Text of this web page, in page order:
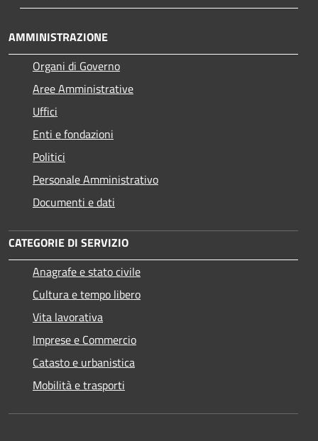
AMMINISTRAZIONE
Organi di Governo
Aree Amministrative
Uffici
Enti e fondazioni
Politici
Personale Amministrativo
Documenti e dati
CATEGORIE DI SERVIZIO
Anagrafe e stato civile
Cultura e tempo libero
Vita lavorativa
Imprese e Commercio
Catasto e urbanistica
Mobilità e trasporti